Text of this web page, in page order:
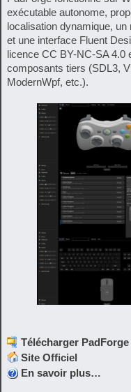
exécutable autonome,
localisation dynamique,
et une interface Fluent
licence CC BY-NC-SA 4.0
composants tiers (SDL3,
ModernWpf, etc.).
Télécharger PadForge
Site Officiel
En savoir plus…